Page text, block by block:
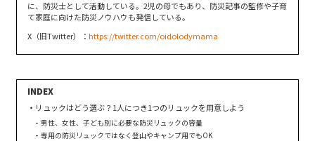
に、防災士として活動している。2児の母でもあり、防災記事の監修や子育
て家庭に向けた防災ノウハウも発信している。
X（旧Twitter）： https://twitter.com/oidolodymama
リュックはどう選ぶ？1人につき1つのリュックを用意しよう
男性、女性、子ども別に必要な防災リュックの容量
専用の防災リュックではなく登山やキャンプ用でもOK